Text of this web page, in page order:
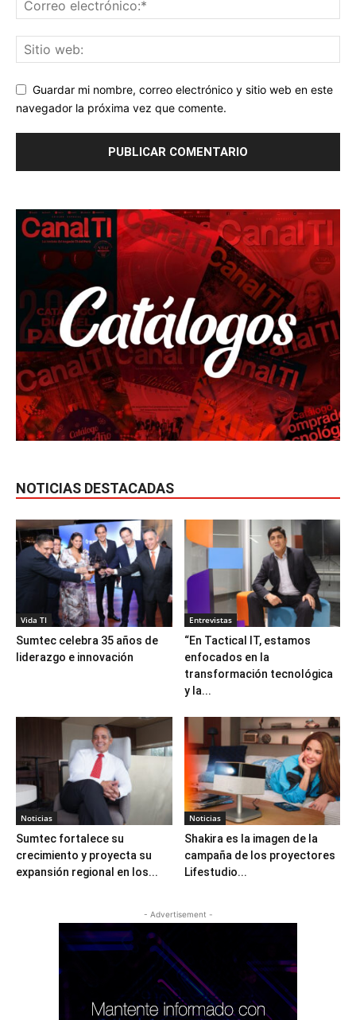
Guardar mi nombre, correo electrónico y sitio web en este
navegador la próxima vez que comente.
NOTICIAS DESTACADAS
Vida TI
Sumtec celebra 35 años de
liderazgo e innovación
Entrevistas
“En Tactical IT, estamos
enfocados en la
transformación tecnológica
y la...
Noticias
Sumtec fortalece su
crecimiento y proyecta su
expansión regional en los...
Noticias
Shakira es la imagen de la
campaña de los proyectores
Lifestudio...
- Advertisement -